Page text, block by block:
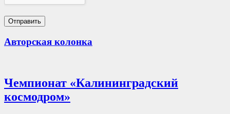
Авторская колонка
Чемпионат «Калининградский
космодром»